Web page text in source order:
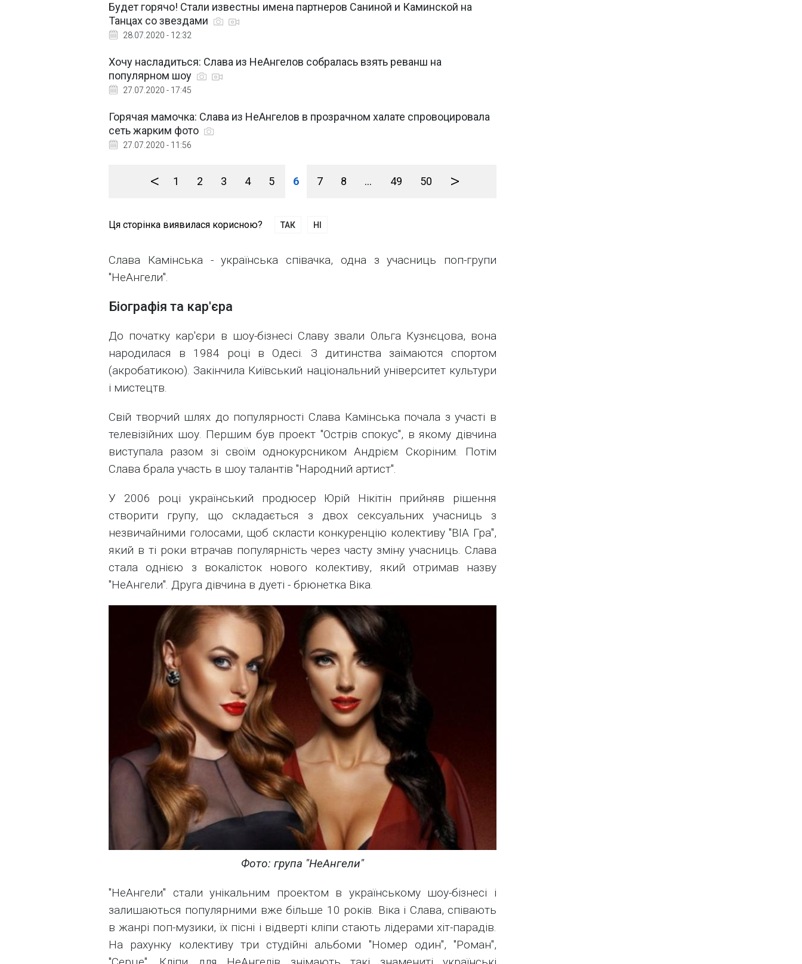
Будет горячо! Стали известны имена партнеров Саниной и Каминской на
Танцах со звездами
28.07.2020 - 12:32
Хочу насладиться: Слава из НеАнгелов собралась взять реванш на
популярном шоу
27.07.2020 - 17:45
Горячая мамочка: Слава из НеАнгелов в прозрачном халате спровоцировала
сеть жарким фото
27.07.2020 - 11:56
< 1 2 3 4 5 6 7 8 ... 49 50 >
Ця сторінка виявилася корисною? ТАК НІ
Слава Камінська - українська співачка, одна з учасниць поп-групи
"НеАнгели".
Біографія та кар'єра
До початку кар'єри в шоу-бізнесі Славу звали Ольга Кузнєцова, вона
народилася в 1984 році в Одесі. З дитинства заімаются спортом
(акробатикою). Закінчила Київський національний університет культури
і мистецтв.
Свій творчий шлях до популярності Слава Камінська почала з участі в
телевізійних шоу. Першим був проект "Острів спокус", в якому дівчина
виступала разом зі своїм однокурсником Андрієм Скоріним. Потім
Слава брала участь в шоу талантів "Народний артист".
У 2006 році український продюсер Юрій Нікітін прийняв рішення
створити групу, що складається з двох сексуальних учасниць з
незвичайними голосами, щоб скласти конкуренцію колективу "ВІА Гра",
який в ті роки втрачав популярність через часту зміну учасниць. Слава
стала однією з вокалісток нового колективу, який отримав назву
"НеАнгели". Друга дівчина в дуеті - брюнетка Віка.
Фото: група "НеАнгели"
"НеАнгели" стали унікальним проектом в українському шоу-бізнесі і
залишаються популярними вже більше 10 років. Віка і Слава, співають
в жанрі поп-музики, їх пісні і відверті кліпи стають лідерами хіт-парадів.
На рахунку колективу три студійні альбоми "Номер один", "Роман",